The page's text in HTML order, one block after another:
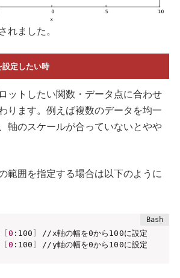
れました。
定したい時
ットしたい関数・データ点に合わせ
ります。例えば複数のデータを均一
軸のスケールが合っていないとやや
範囲を指定する場合は以下のように
[0 :100 ]
[0 :100 ] //y軸の幅を0から100に設定